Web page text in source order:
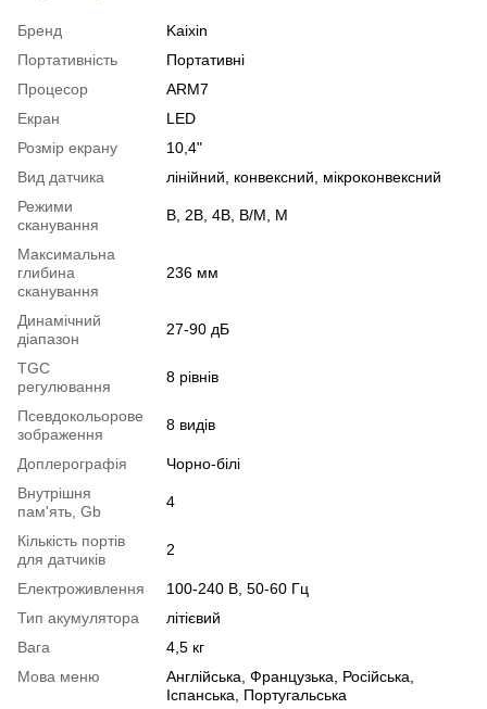
Бренд
Kaixin
Портативність
Портативні
Процесор
ARM7
Екран
LED
Розмір екрану
10,4"
Вид датчика
лінійний, конвексний, мікроконвексний
Режими
сканування
B, 2B, 4B, B/M, M
Максимальна
глибина
сканування
236 мм
Динамічний
діапазон
27-90 дБ
TGC
регулювання
8 рівнів
Псевдокольорове
зображення
8 видів
Доплерографія
Чорно-білі
Внутрішня
пам'ять, Gb
4
Кількість портів
для датчиків
2
Електроживлення
100-240 В, 50-60 Гц
Тип акумулятора
літієвий
Вага
4,5 кг
Мова меню
Англійська, Французька, Російська,
Іспанська, Португальська